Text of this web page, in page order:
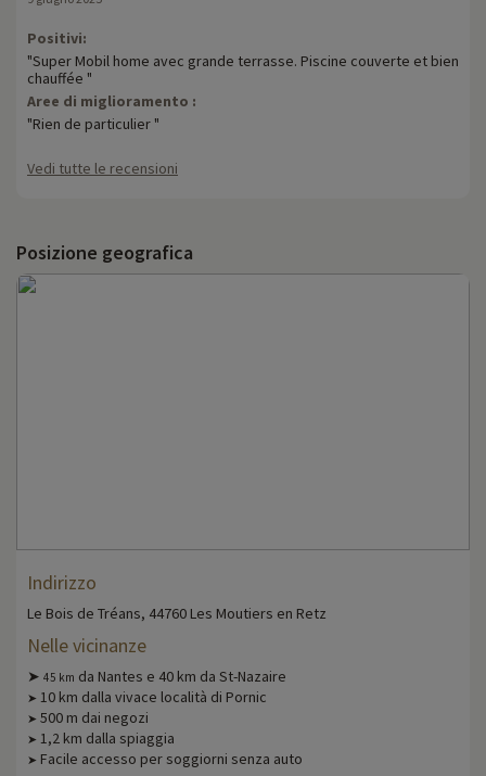
Positivi:
"Super Mobil home avec grande terrasse. Piscine couverte et bien
chauffée "
Aree di miglioramento :
"Rien de particulier "
Vedi tutte le recensioni
Posizione geografica
Indirizzo
Le Bois de Tréans, 44760 Les Moutiers en Retz
Nelle vicinanze
➤ 45 km da Nantes e 40 km da St-Nazaire
➤ 10 km dalla vivace località di Pornic
➤ 500 m dai negozi
➤ 1,2 km dalla spiaggia
➤ Facile accesso per soggiorni senza auto